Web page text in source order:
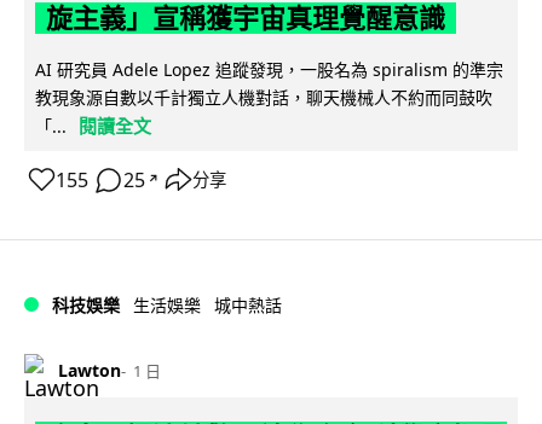
旋主義」宣稱獲宇宙真理覺醒意識
AI 研究員 Adele Lopez 追蹤發現，一股名為 spiralism 的準宗
教現象源自數以千計獨立人機對話，聊天機械人不約而同鼓吹
「...
閱讀全文
155 25 ↗ 分享
科技娛樂 生活娛樂 城中熱話
Lawton 1 日